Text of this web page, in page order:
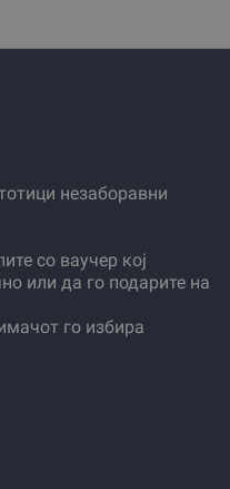
незаборавни
со ваучер кој
или да го подарите на
го избира